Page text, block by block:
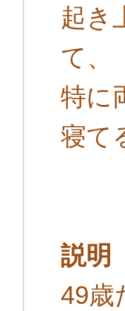
起き
て、
特に
寝て
説明
49歳